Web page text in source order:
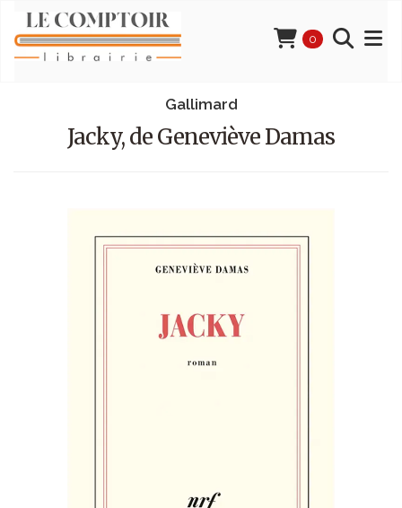
0
Gallimard
Jacky, de Geneviève Damas